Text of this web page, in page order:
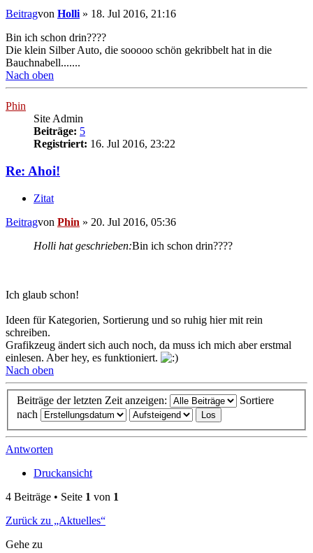
Beitragvon Holli » 18. Jul 2016, 21:16
Bin ich schon drin????
Die klein Silber Auto, die sooooo schön gekribbelt hat in die
Bauchnabell.......
Nach oben
Phin
Site Admin
Beiträge: 5
Registriert: 16. Jul 2016, 23:22
Re: Ahoi!
Zitat
Beitragvon Phin » 20. Jul 2016, 05:36
Holli hat geschrieben:Bin ich schon drin????
Ich glaub schon!
Ideen für Kategorien, Sortierung und so ruhig hier mit rein
schreiben.
Grafikzeug ändert sich auch noch, da muss ich mich aber erstmal
einlesen. Aber hey, es funktioniert.
Nach oben
Beiträge der letzten Zeit anzeigen:
Sortiere
nach
Antworten
Druckansicht
4 Beiträge • Seite 1 von 1
Zurück zu „Aktuelles“
Gehe zu